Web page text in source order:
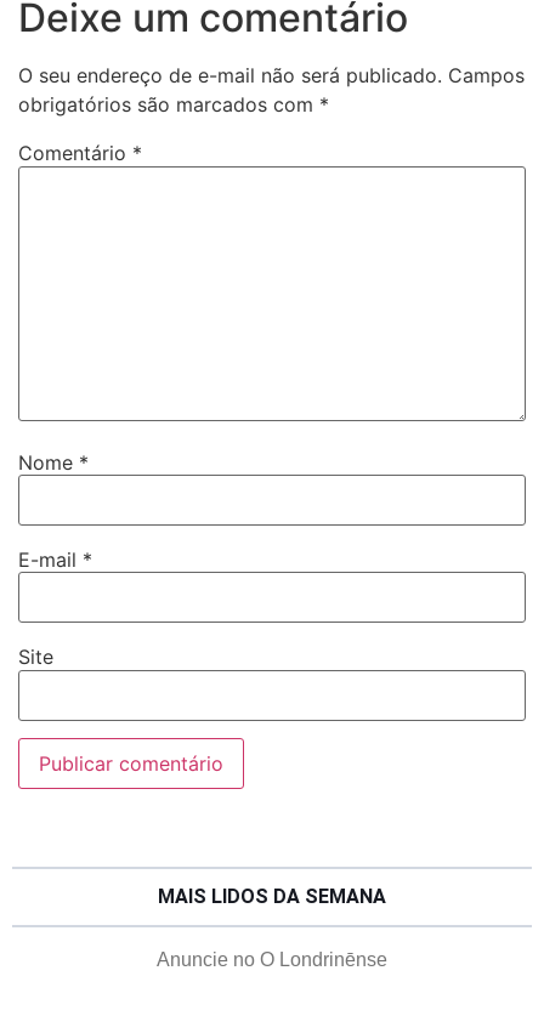
Deixe um comentário
O seu endereço de e-mail não será publicado. Campos
obrigatórios são marcados com *
Comentário *
Nome *
E-mail *
Site
MAIS LIDOS DA SEMANA
Anuncie no O Londrinēnse